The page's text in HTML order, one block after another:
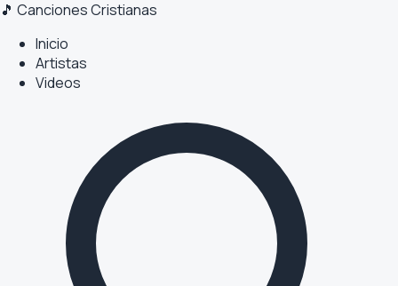
🎵 Canciones Cristianas
Inicio
Artistas
Videos